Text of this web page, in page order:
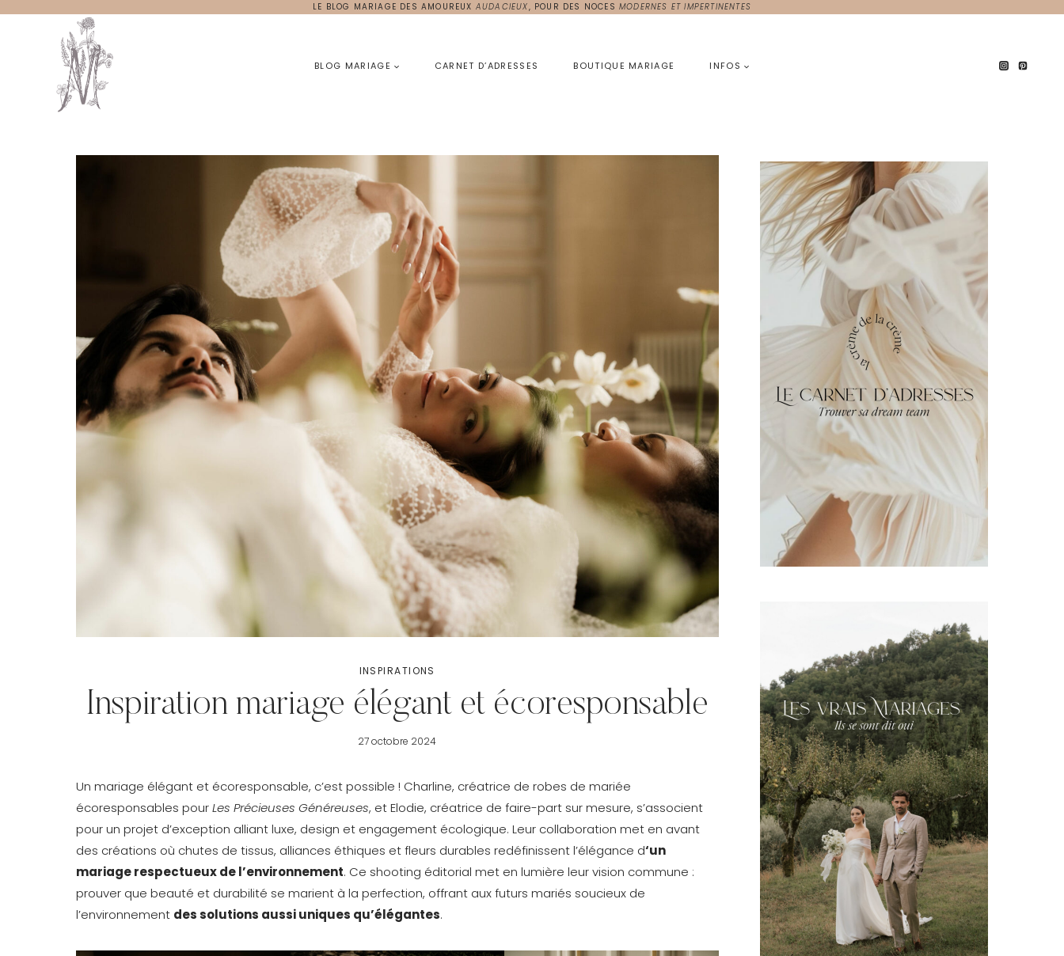
LE BLOG MARIAGE DES AMOUREUX AUDACIEUX, POUR DES NOCESMODERNES ET IMPERTINENTES
BLOG MARIAGE CARNET D’ADRESSES BOUTIQUE MARIAGE INFOS
INSPIRATIONS
Inspiration mariage élégant et écoresponsable
27 octobre 2024
Un mariage élégant et écoresponsable, c’est possible ! Charline, créatrice de robes de mariée
écoresponsables pourLes Précieuses Généreuses, et Elodie, créatrice de faire-part sur mesure, s’associent
pour un projet d’exception alliant luxe, design et engagement écologique. Leur collaboration met en avant
des créations où chutes de tissus, alliances éthiques et fleurs durables redéfinissent l’élégance d‘un
mariage respectueux de l’environnement. Ce shooting éditorial met en lumière leur vision commune :
prouver que beauté et durabilité se marient à la perfection, offrant aux futurs mariés soucieux de
l’environnement des solutions aussi uniques qu’élégantes.